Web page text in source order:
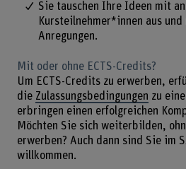
Sie tauschen Ihre Ideen mit
Kursteilnehmer*innen aus und
Anregungen.
Mit oder ohne ECTS-Credits?
Um ECTS-Credits zu erwerben,
die Zulassungsbedingungen zu
erbringen einen erfolgreichen
Möchten Sie sich weiterbilden,
erwerben? Auch dann sind Sie im
willkommen.